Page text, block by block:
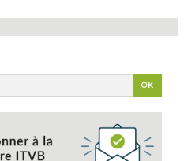
OK